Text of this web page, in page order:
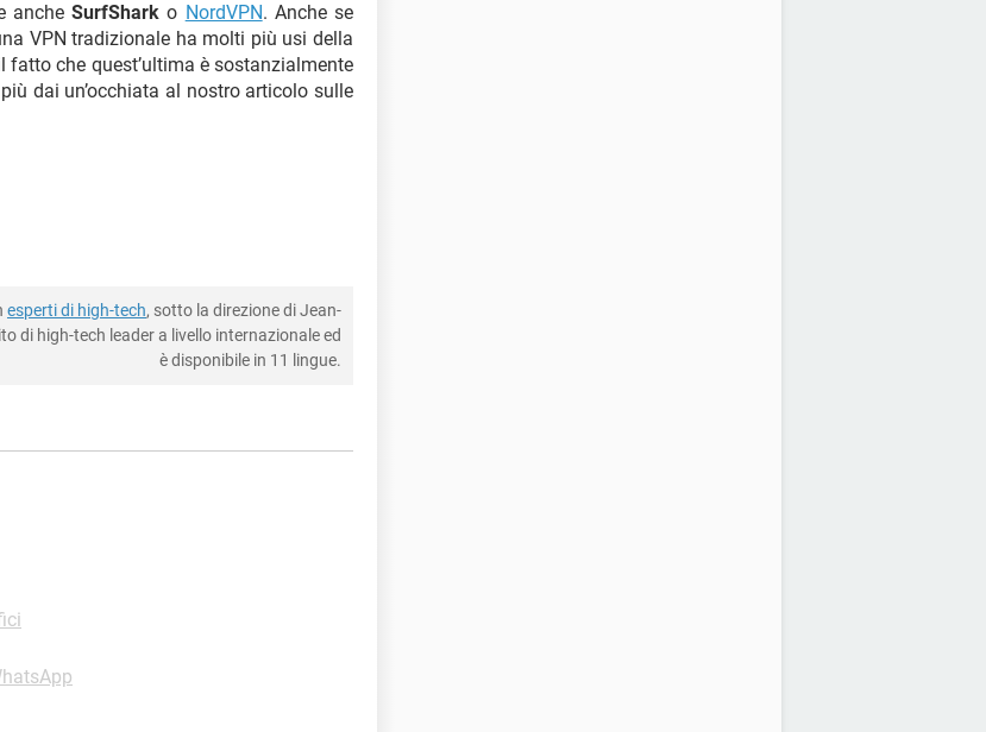
ancheSurfShark o NordVPN. Anche se
VPN tradizionale ha molti più usi della
fatto che quest’ultima è sostanzialmente
dai un’occhiata al nostro articolo sulle
esperti di high-tech, sotto la direzione di Jean-
di high-tech leader a livello internazionale ed
è disponibile in 11 lingue.